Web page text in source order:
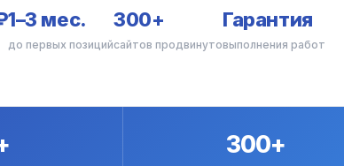
1–3 мес.
до первых позиций
300+
сайтов продвинуто
Гарантия
выполнения работ
300+